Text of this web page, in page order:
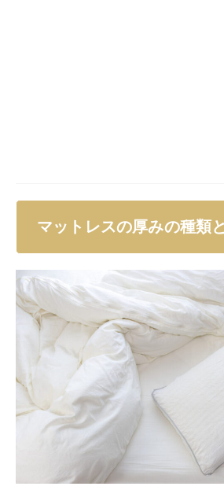
マットレスの厚みは、寝具選びに
り、快適な睡眠環境を作り出すうえ
ます。それぞれの厚みにはメリット
り、個々に合った適切な選択が必要
薄いマットレスの特長は、コンパク
で、価格が比較的安価な場合が多く
にも適しています。しかし腰痛や体
る可能性があります。
厚めのマットレスは、その厚みに